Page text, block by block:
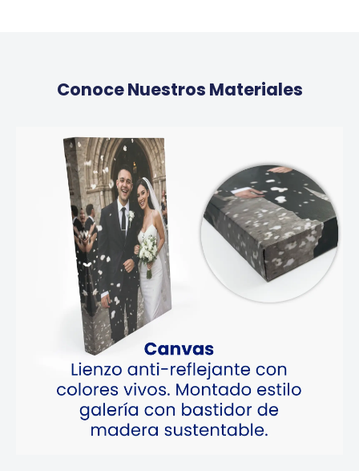
Conoce Nuestros Materiales